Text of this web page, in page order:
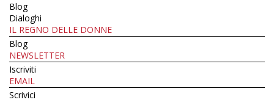
Blog
Dialoghi
IL REGNO DELLE DONNE
Blog
NEWSLETTER
Iscriviti
EMAIL
Scrivici